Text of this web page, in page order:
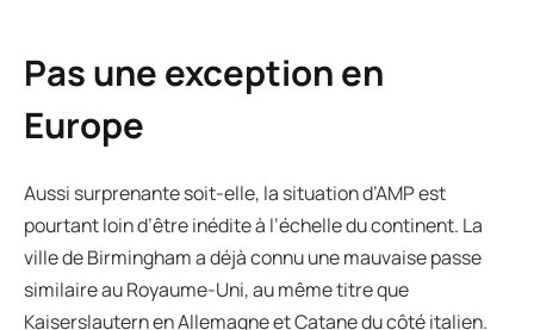
Pas une exception en
Europe
Aussi surprenante soit-elle, la situation d’AMP est
pourtant loin d’être inédite à l’échelle du continent. La
ville de Birmingham a déjà connu une mauvaise passe
similaire au Royaume-Uni, au même titre que
Kaiserslautern en Allemagne et Catane du côté italien.